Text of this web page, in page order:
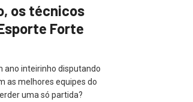
os técnicos
Forte
ano inteirinho disputando
as melhores equipes do
uma só partida?